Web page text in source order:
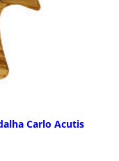
Carlo Acutis